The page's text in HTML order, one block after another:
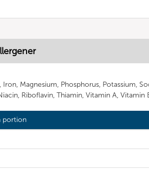
Magnesium, Phosphorus, Potassium,
Riboflavin, Thiamin, Vitamin A, Vitamin
portion